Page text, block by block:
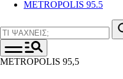
METROPOLIS 95.5
METROPOLIS 95,5